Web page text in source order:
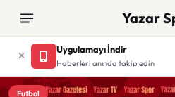
Yazar
Uygulamayı İndir
Haberleri anında takip edin
Futbol